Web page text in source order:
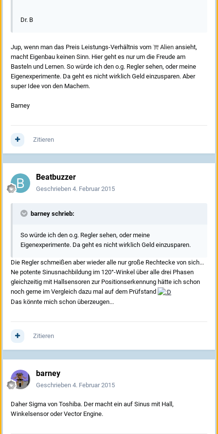
Dr. B
Jup, wenn man das Preis Leistungs-Verhältnis vom Alien ansieht,
macht Eigenbau keinen Sinn. Hier geht es nur um die Freude am
Basteln und Lernen. So würde ich den o.g. Regler sehen, oder meine
Eigenexperimente. Da geht es nicht wirklich Geld einzusparen. Aber
super Idee von den Machern.
Barney
Zitieren
Beatbuzzer
Geschrieben 4. Februar 2015
barney schrieb:
So würde ich den o.g. Regler sehen, oder meine
Eigenexperimente. Da geht es nicht wirklich Geld einzusparen.
Die Regler schmeißen aber wieder alle nur große Rechtecke von sich...
Ne potente Sinusnachbildung im 120°-Winkel über alle drei Phasen
gleichzeitig mit Hallsensoren zur Positionserkennung hätte ich schon
noch gerne im Vergleich dazu mal auf dem Prüfstand
Das könnte mich schon überzeugen...
Zitieren
barney
Geschrieben 4. Februar 2015
Daher Sigma von Toshiba. Der macht ein auf Sinus mit Hall,
Winkelsensor oder Vector Engine.